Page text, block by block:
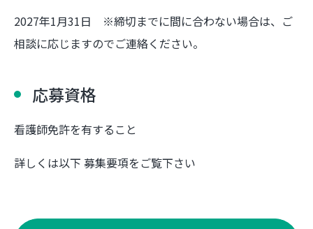
2027年1月31日 ※締切までに間に合わない場合は、ご
相談に応じますのでご連絡ください。
応募資格
看護師免許を有すること
詳しくは以下 募集要項をご覧下さい